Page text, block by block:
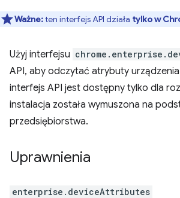
Ważne:ten interfejs API działa tylko w
Użyj interfejsu
API, aby odczytać atrybuty
interfejs API jest dostępny tylko dla
instalacja została wymuszona na
przedsiębiorstwa.
Uprawnienia
enterprise.deviceAttributes